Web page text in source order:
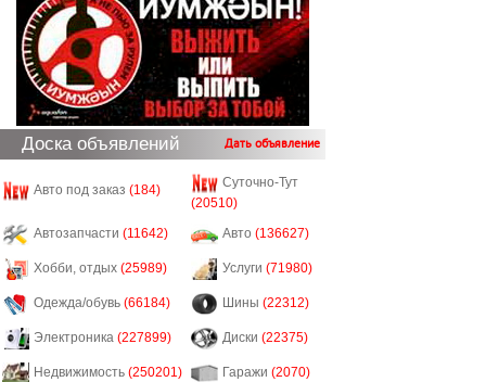
Доска объявлений Дать объявление
Авто под заказ (184)
Суточно-Тут
(20510)
Автозапчасти (11642) Авто (136627)
Хобби, отдых (25989) Услуги (71980)
Одежда/обувь (66184) Шины (22312)
Электроника (227899) Диски (22375)
Недвижимость (250201) Гаражи (2070)